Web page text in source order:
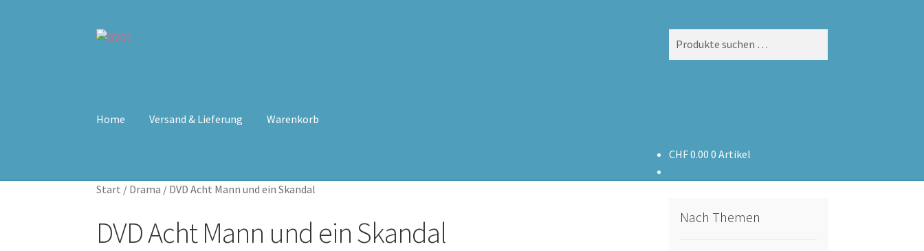
Zur
Zum
Home Versand & Lieferung Warenkorb
CHF0.00 0 Artikel
Start / Drama / DVD Acht Mann und ein Skandal
DVD Acht Mann und ein Skandal Nach Themen